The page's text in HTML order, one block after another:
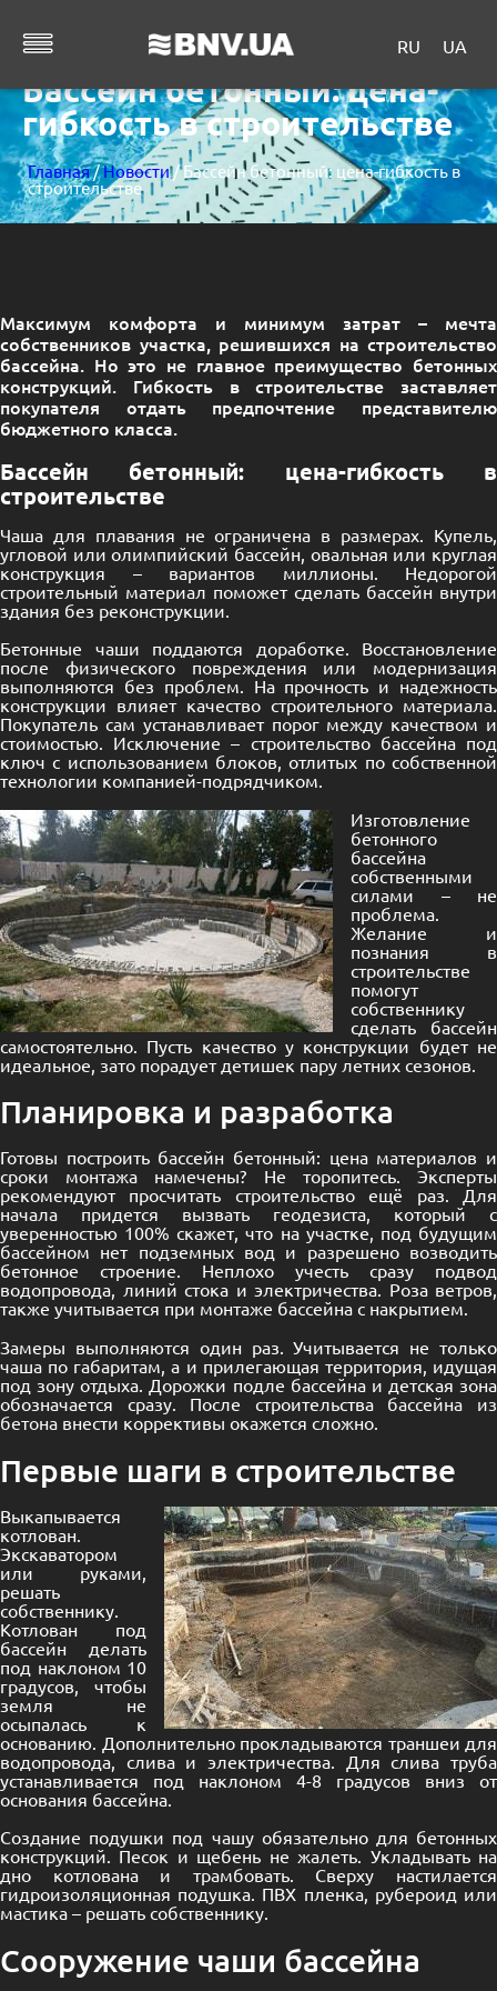
RU UA
Бассейн бетонный: цена-
гибкость в строительстве
Главная/Новости/ Бассейн бетонный: цена-гибкость в
строительстве
Максимум комфорта и минимум затрат – мечта
собственников участка, решившихся на строительство
бассейна. Но это не главное преимущество бетонных
конструкций. Гибкость в строительстве заставляет
покупателя отдать предпочтение представителю
бюджетного класса.
Бассейн бетонный: цена-гибкость в
строительстве
Чаша для плавания не ограничена в размерах. Купель,
угловой или олимпийский бассейн, овальная или круглая
конструкция – вариантов миллионы. Недорогой
строительный материал поможет сделать бассейн внутри
здания без реконструкции.
Бетонные чаши поддаются доработке. Восстановление
после физического повреждения или модернизация
выполняются без проблем. На прочность и надежность
конструкции влияет качество строительного материала.
Покупатель сам устанавливает порог между качеством и
стоимостью. Исключение – строительство бассейна под
ключ с использованием блоков, отлитых по собственной
технологии компанией-подрядчиком.
Изготовление
бетонного
бассейна
собственными
силами – не
проблема.
Желание и
познания в
строительстве
помогут
собственнику
сделать бассейн
самостоятельно. Пусть качество у конструкции будет не
идеальное, зато порадует детишек пару летних сезонов.
Планировка и разработка
Готовы построить бассейн бетонный: цена материалов и
сроки монтажа намечены? Не торопитесь. Эксперты
рекомендуют просчитать строительство ещё раз. Для
начала придется вызвать геодезиста, который с
уверенностью 100% скажет, что на участке, под будущим
бассейном нет подземных вод и разрешено возводить
бетонное строение. Неплохо учесть сразу подвод
водопровода, линий стока и электричества. Роза ветров,
также учитывается при монтаже бассейна с накрытием.
Замеры выполняются один раз. Учитывается не только
чаша по габаритам, а и прилегающая территория, идущая
под зону отдыха. Дорожки подле бассейна и детская зона
обозначается сразу. После строительства бассейна из
бетона внести коррективы окажется сложно.
Первые шаги в строительстве
Выкапывается
котлован.
Экскаватором
или руками,
решать
собственнику.
Котлован под
бассейн делать
под наклоном 10
градусов, чтобы
земля не
осыпалась к
основанию. Дополнительно прокладываются траншеи для
водопровода, слива и электричества. Для слива труба
устанавливается под наклоном 4-8 градусов вниз от
основания бассейна.
Создание подушки под чашу обязательно для бетонных
конструкций. Песок и щебень не жалеть. Укладывать на
дно котлована и трамбовать. Сверху настилается
гидроизоляционная подушка. ПВХ пленка, рубероид или
мастика – решать собственнику.
Сооружение чаши бассейна